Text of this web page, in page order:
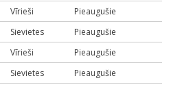
Vīrieši
Pieaugušie
Sievietes
Pieaugušie
Vīrieši
Pieaugušie
Sievietes
Pieaugušie